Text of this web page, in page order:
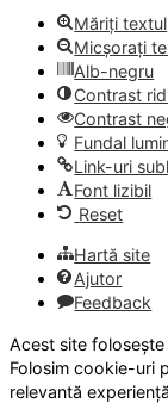
Măriți textul
Micșorați
Alb-negru
Contrast
Contrast
Fundal
Link-uri
Font lizibil
Reset
Hartă site
Ajutor
Feedback
Acest site
Folosim cookie-uri
relevantă